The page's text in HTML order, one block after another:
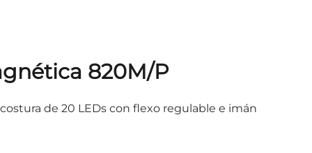
820M/P
de 20 LEDs con flexo regulable e imán